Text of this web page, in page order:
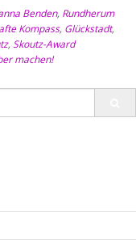
Benden, Rundherum
Kompass, Glückstadt,
, Skoutz-Award
machen!